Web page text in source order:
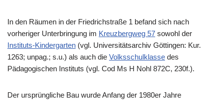
In den Räumen in der Friedrichstraße 1 befand sich nach
vorheriger Unterbringung im Kreuzbergweg 57 sowohl der
Instituts-Kindergarten (vgl. Universitätsarchiv Göttingen: Kur.
1263; unpag.; s.u.) als auch die Volksschulklasse des
Pädagogischen Instituts (vgl. Cod Ms H Nohl 872C, 230f.).
Der ursprüngliche Bau wurde Anfang der 1980er Jahre